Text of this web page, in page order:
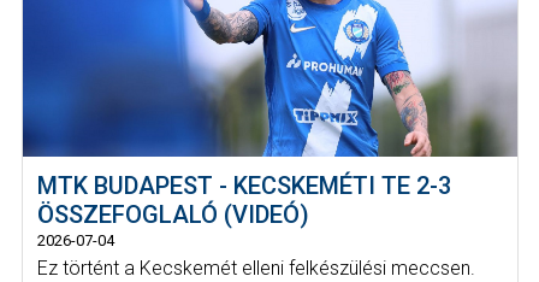
MTK BUDAPEST - KECSKEMÉTI TE 2-3
ÖSSZEFOGLALÓ (VIDEÓ)
2026-07-04
Ez történt a Kecskemét elleni felkészülési meccsen.